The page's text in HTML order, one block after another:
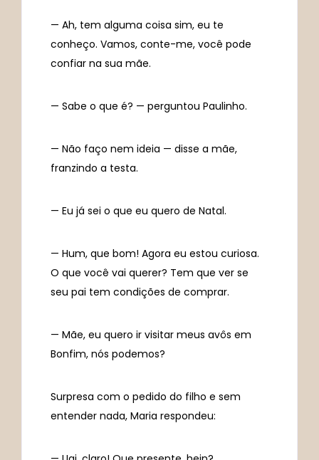
— Ah, tem alguma coisa sim, eu te
conheço. Vamos, conte-me, você pode
confiar na sua mãe.
— Sabe o que é? — perguntou Paulinho.
— Não faço nem ideia — disse a mãe,
franzindo a testa.
— Eu já sei o que eu quero de Natal.
— Hum, que bom! Agora eu estou curiosa.
O que você vai querer? Tem que ver se
seu pai tem condições de comprar.
— Mãe, eu quero ir visitar meus avôs em
Bonfim, nós podemos?
Surpresa com o pedido do filho e sem
entender nada, Maria respondeu: